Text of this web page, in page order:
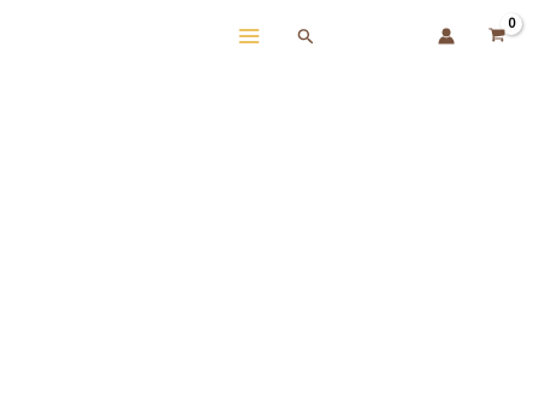
Buscar